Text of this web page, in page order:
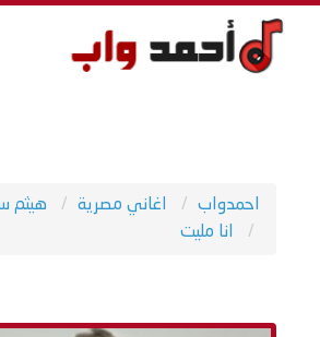
احمدواب اغاني مصرية
هيثم
انا مليت